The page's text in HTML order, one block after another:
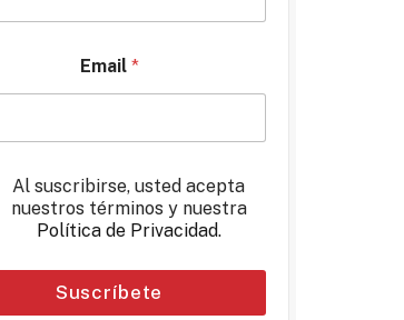
Email *
Al suscribirse, usted acepta
nuestros términos y nuestra
Política de Privacidad.
Suscríbete